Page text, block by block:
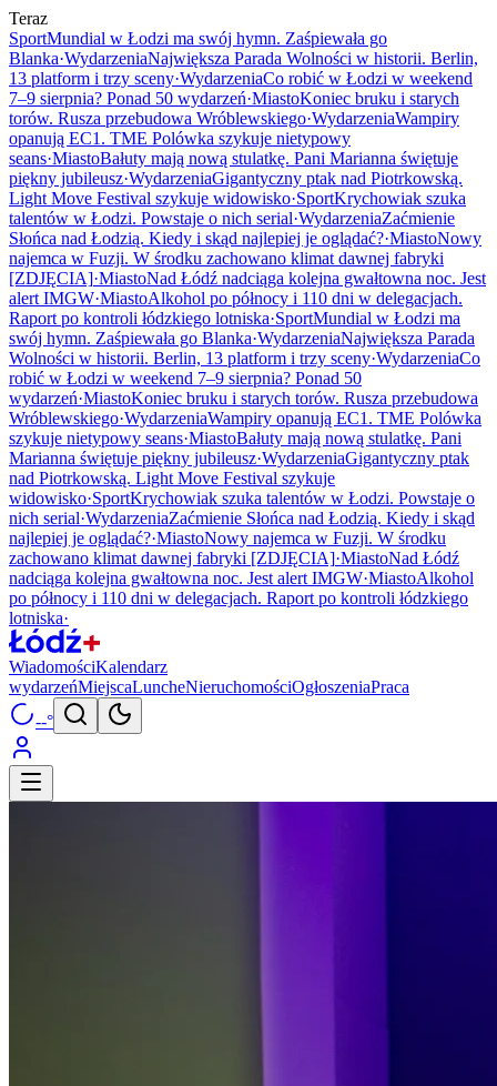
Teraz
SportMundial w Łodzi ma swój hymn. Zaśpiewała go
Blanka·WydarzeniaNajwiększa Parada Wolności w historii. Berlin,
13 platform i trzy sceny·WydarzeniaCo robić w Łodzi w weekend
7–9 sierpnia? Ponad 50 wydarzeń·MiastoKoniec bruku i starych
torów. Rusza przebudowa Wróblewskiego·WydarzeniaWampiry
opanują EC1. TME Polówka szykuje nietypowy
seans·MiastoBałuty mają nową stulatkę. Pani Marianna świętuje
piękny jubileusz·WydarzeniaGigantyczny ptak nad Piotrkowską.
Light Move Festival szykuje widowisko·SportKrychowiak szuka
talentów w Łodzi. Powstaje o nich serial·WydarzeniaZaćmienie
Słońca nad Łodzią. Kiedy i skąd najlepiej je oglądać?·MiastoNowy
najemca w Fuzji. W środku zachowano klimat dawnej fabryki
[ZDJĘCIA]·MiastoNad Łódź nadciąga kolejna gwałtowna noc. Jest
alert IMGW·MiastoAlkohol po północy i 110 dni w delegacjach.
Raport po kontroli łódzkiego lotniska·SportMundial w Łodzi ma
swój hymn. Zaśpiewała go Blanka·WydarzeniaNajwiększa Parada
Wolności w historii. Berlin, 13 platform i trzy sceny·WydarzeniaCo
robić w Łodzi w weekend 7–9 sierpnia? Ponad 50
wydarzeń·MiastoKoniec bruku i starych torów. Rusza przebudowa
Wróblewskiego·WydarzeniaWampiry opanują EC1. TME Polówka
szykuje nietypowy seans·MiastoBałuty mają nową stulatkę. Pani
Marianna świętuje piękny jubileusz·WydarzeniaGigantyczny ptak
nad Piotrkowską. Light Move Festival szykuje
widowisko·SportKrychowiak szuka talentów w Łodzi. Powstaje o
nich serial·WydarzeniaZaćmienie Słońca nad Łodzią. Kiedy i skąd
najlepiej je oglądać?·MiastoNowy najemca w Fuzji. W środku
zachowano klimat dawnej fabryki [ZDJĘCIA]·MiastoNad Łódź
nadciąga kolejna gwałtowna noc. Jest alert IMGW·MiastoAlkohol
po północy i 110 dni w delegacjach. Raport po kontroli łódzkiego
lotniska·
WiadomościKalendarz
wydarzeńMiejscaLuncheNieruchomościOgłoszeniaPraca
--°